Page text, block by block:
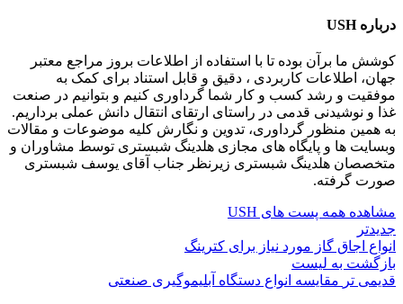
درباره USH
کوشش ما برآن بوده تا با استفاده از اطلاعات بروز مراجع معتبر
جهان، اطلاعات کاربردی ، دقیق و قابل استناد برای کمک به
موفقیت و رشد کسب و کار شما گرداوری کنیم و بتوانیم در صنعت
غذا و نوشیدنی قدمی در راستای ارتقای انتقال دانش عملی برداریم.
به همین منظور گرداوری، تدوین و نگارش کلیه موضوعات و مقالات
وبسایت ها و پایگاه های مجازی هلدینگ شبستری توسط مشاوران و
متخصصان هلدینگ شبستری زیرنظر جناب آقای یوسف شبستری
صورت گرفته.
مشاهده همه پست های USH
جدیدتر
انواع اجاق گاز مورد نیاز برای کترینگ
بازگشت به لیست
قدیمی تر مقایسه انواع دستگاه آبلیموگیری صنعتی